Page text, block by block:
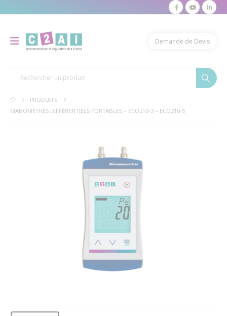
Demande de Devis
PRODUITS
MANOMÈTRES DIFFÉRENTIELS PORTABLES – ECO210-3 – ECO210-5